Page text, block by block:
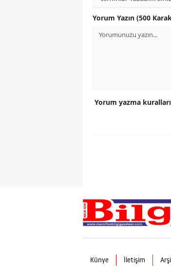
Yorum Yazın (500
Yorum yazma
Künye İletişim